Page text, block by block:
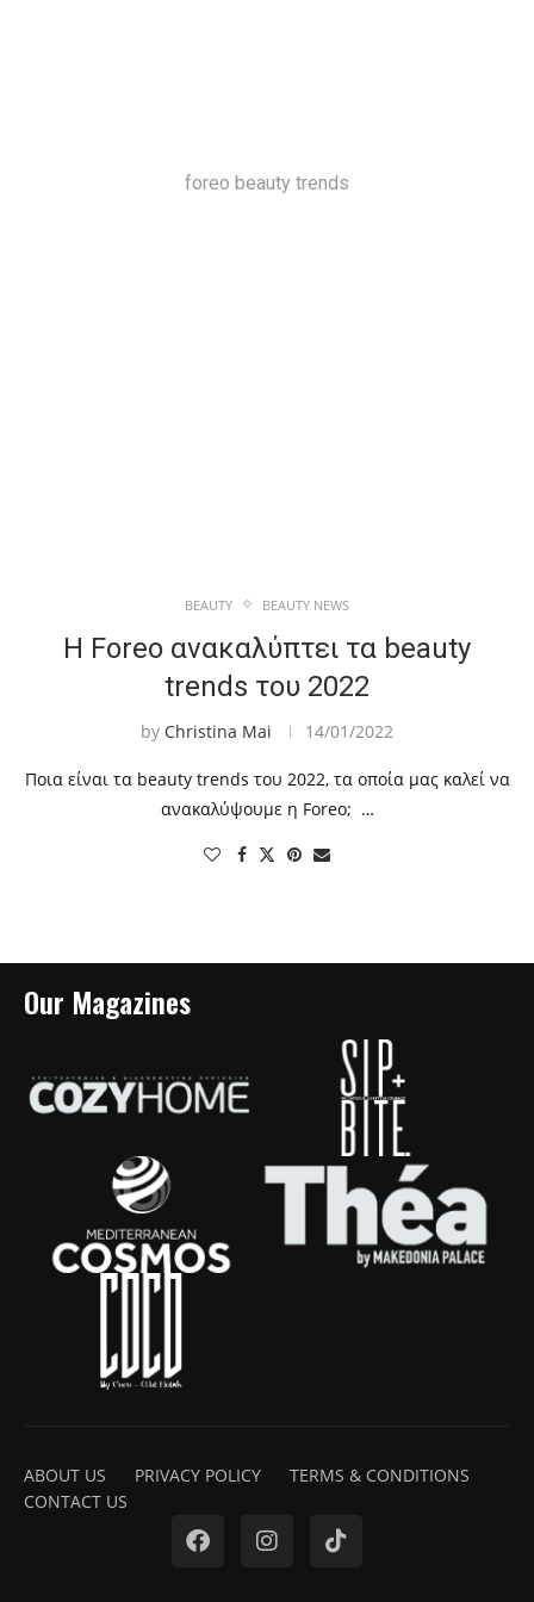
foreo beauty trends
BEAUTY BEAUTY NEWS
Η Foreo ανακαλύπτει τα beauty
trends του 2022
by Christina Mai 14/01/2022
Ποια είναι τα beauty trends του 2022, τα οποία μας καλεί να
ανακαλύψουμε η Foreo; …
Our Magazines
ABOUT US PRIVACY POLICY
TERMS & CONDITIONS
CONTACT US